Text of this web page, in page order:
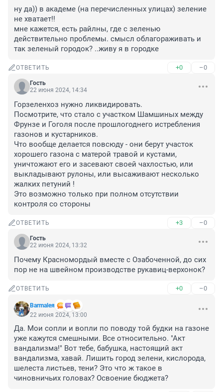
ну да)) в академе (на перечисленных улицах) зеление
не хватает!!
мне кажется, есть райлны, где с зеленью
действительно проблемы. смысл облагораживать и
так зеленый городок? ..живу я в городке
ОТВЕТИТЬ +0 –0
Гость
22 июня 2024, 14:34
Горзеленхоз нужно ликвидировать.
Посмотрите, что стало с участком Шамшиных между
Фрунзе и Гоголя после прошлогоднего истребления
газонов и кустарников.
Что вообще делается повсюду - они берут участок
хорошего газона с матерой травой и кустами,
уничтожают его и засевают своей чахлостью, или
выкладывают рулоны, или высаживают несколько
жалких петуний !
Это возможно только при полном отсутствии
контроля со стороны
ОТВЕТИТЬ +3 –0
Гость
22 июня 2024, 13:32
Почему Красномордый вместе с Озабоченной, до сих
пор не на швейном производстве рукавиц-верхонок?
ОТВЕТИТЬ +0 –0
Barmaleя
22 июня 2024, 13:00
Да. Мои сопли и вопли по поводу той будки на газоне
уже кажутся смешными. Все относительно. "Акт
вандализма!" Вот тебе, бабушка, настоящий акт
вандализма, хавай. Лишить город зелени, кислорода,
шелеста листьев, тени? Это что ж такое в
чиновничьих головах? Освоение бюджета?